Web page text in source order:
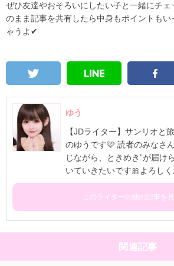
ぜひ友達やおそろいにしたい子と一緒にチェ
のまま記事を共有したら中身もポイントも
ゃうよ✔
ゆう
【JDライター】サンリオと
のゆうです🩷 読者のみなさ
じながら、ときめき”が届け
いていきたいです🎀よろしく
このライターの他の記事を
関連記事